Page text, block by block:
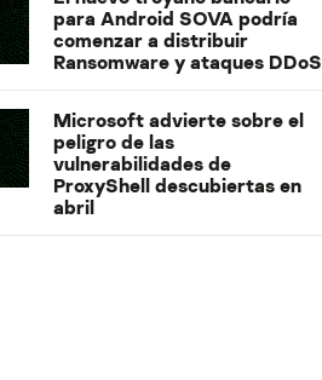
para Android SOVA podría
comenzar a distribuir
Ransomware y ataques DDoS
Microsoft advierte sobre el
peligro de las
vulnerabilidades de
ProxyShell descubiertas en
abril